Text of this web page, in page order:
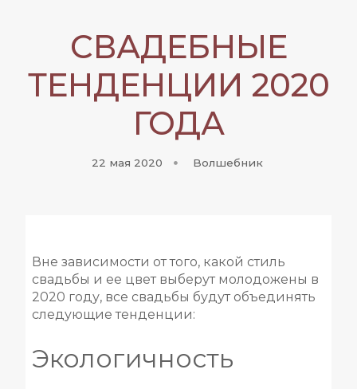
СВАДЕБНЫЕ
ТЕНДЕНЦИИ 2020
ГОДА
22 мая 2020 Волшебник
Вне зависимости от того, какой стиль
свадьбы и ее цвет выберут молодожены в
2020 году, все свадьбы будут объединять
следующие тенденции:
Экологичность